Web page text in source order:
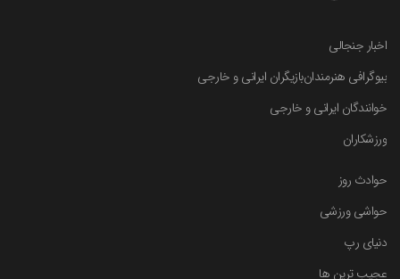
اخبار جنجالی
بیوگرافی هنرمندانبازیگران ایرانی و خارجی
خوانندگان ایرانی و خارجی
ورزشکاران
حوادث روز
حواشی ورزشی
دنیای رپ
عجیب ترین ها